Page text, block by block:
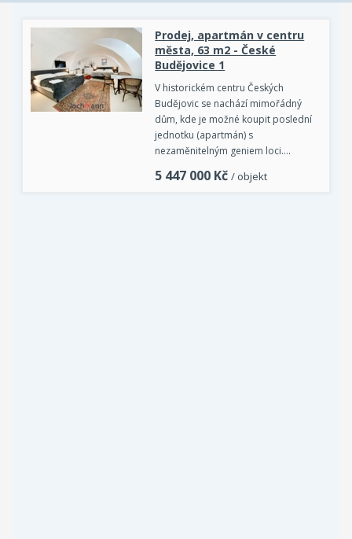
Prodej, apartmán v centru
města, 63 m2 - České
Budějovice 1
V historickém centru Českých
Budějovic se nachází mimořádný
dům, kde je možné koupit poslední
jednotku (apartmán) s
nezaměnitelným geniem loci.…
5 447 000 Kč / objekt